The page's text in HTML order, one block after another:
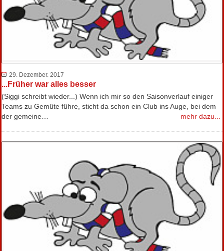
29. Dezember. 2017
...Früher war alles besser
(Siggi schreibt wieder...) Wenn ich mir so den Saisonverlauf einiger
Teams zu Gemüte führe, sticht da schon ein Club ins Auge, bei dem
der gemeine…
mehr dazu...